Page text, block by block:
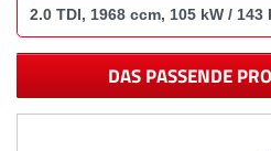
DAS PASSENDE